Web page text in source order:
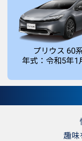
プリウス 60
年式：令和5年1
趣味